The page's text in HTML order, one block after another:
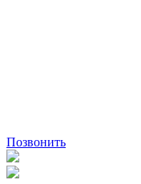
Позвонить